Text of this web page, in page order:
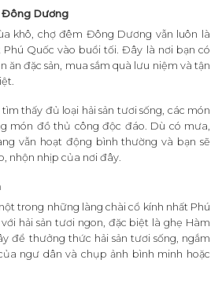
Đông Dương
khô, chợ đêm Đông Dương vẫn luôn là
Quốc vào buổi tối. Đây là nơi bạn có
ăn đặc sản, mua sắm quà lưu niệm và tận
thấy đủ loại hải sản tươi sống, các món
món đồ thủ công độc đáo. Dù có mưa,
vẫn hoạt động bình thường và bạn sẽ
nhộn nhịp của nơi đây.
trong những làng chài cổ kính nhất Phú
hải sản tươi ngon, đặc biệt là ghẹ Hàm
để thưởng thức hải sản tươi sống, ngắm
ngư dân và chụp ảnh bình minh hoặc